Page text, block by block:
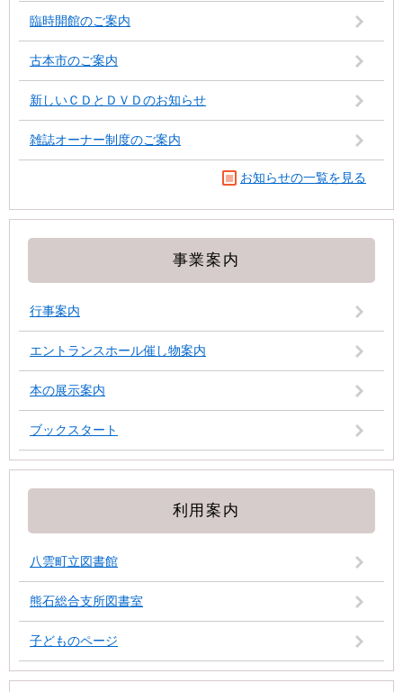
臨時開館のご案内
古本市のご案内
新しいＣＤとＤＶＤのお知らせ
雑誌オーナー制度のご案内
お知らせの一覧を見る
事業案内
行事案内
エントランスホール催し物案内
本の展示案内
ブックスタート
利用案内
八雲町立図書館
熊石総合支所図書室
子どものページ